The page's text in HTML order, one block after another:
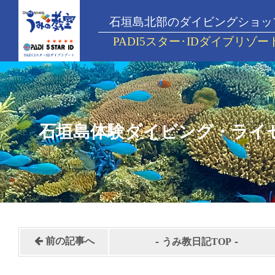
石垣島北部のダイビングショッ
PADI5スター･IDダイブリゾー
石垣島体験ダイビング・ライ
前の記事へ - うみ教日記TOP -